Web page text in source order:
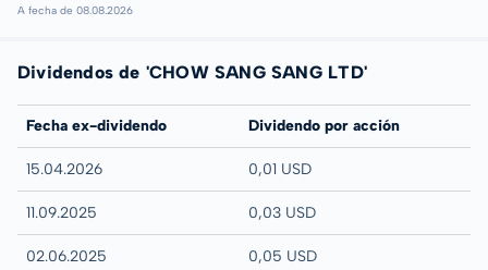
A fecha de 08.08.2026
Dividendos de 'CHOW SANG SANG LTD'
Fecha ex-dividendo Dividendo por acción
15.04.2026 0,01 USD
11.09.2025 0,03 USD
02.06.2025 0,05 USD